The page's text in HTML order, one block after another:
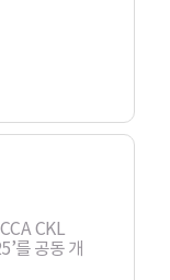
CKL
를 공동 개